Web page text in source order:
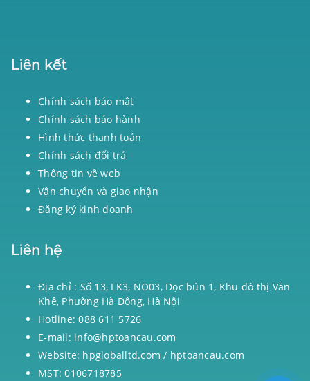
Liên kết
Chính sách bảo mật
Chính sách bảo hành
Hình thức thanh toán
Chính sách đổi trả
Thông tin về web
Vận chuyển và giao nhận
Đăng ký kinh doanh
Liên hệ
Địa chỉ : Số 13, LK3, NO03, Dọc bún 1, Khu đô thị Văn
Khê, Phường Hà Đông, Hà Nội
Hotline: 088 611 5726
E-mail: info@hptoancau.com
Website: hpgloballtd.com / hptoancau.com
MST: 0106718785